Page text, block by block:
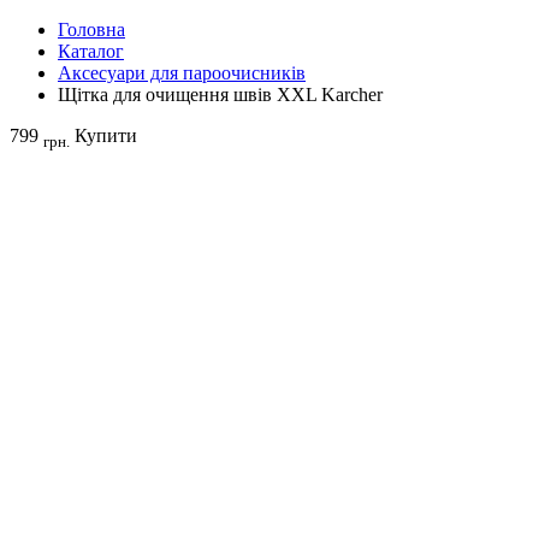
Головна
Каталог
Аксесуари для пароочисників
Щітка для очищення швів XXL Karcher
799 грн. Купити